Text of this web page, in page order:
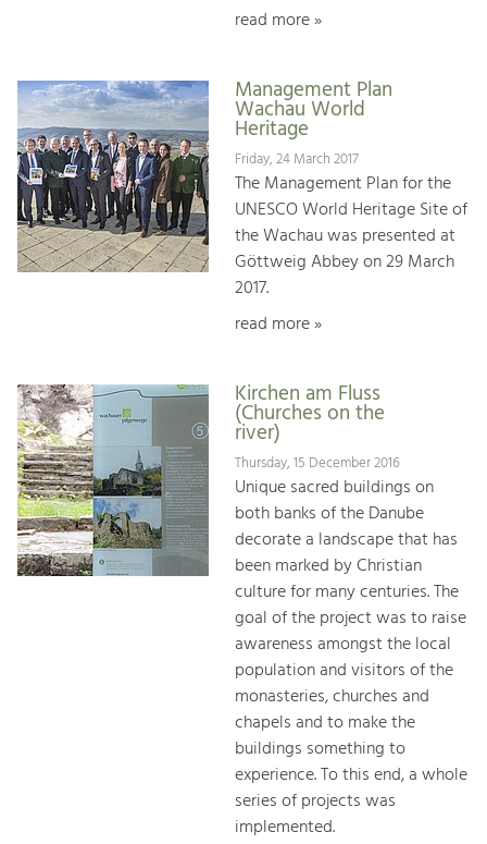
read more »
Management Plan
Wachau World
Heritage
Friday, 24 March 2017
The Management Plan for the
UNESCO World Heritage Site of
the Wachau was presented at
Göttweig Abbey on 29 March
2017.
read more »
Kirchen am Fluss
(Churches on the
river)
Thursday, 15 December 2016
Unique sacred buildings on
both banks of the Danube
decorate a landscape that has
been marked by Christian
culture for many centuries. The
goal of the project was to raise
awareness amongst the local
population and visitors of the
monasteries, churches and
chapels and to make the
buildings something to
experience. To this end, a whole
series of projects was
implemented.